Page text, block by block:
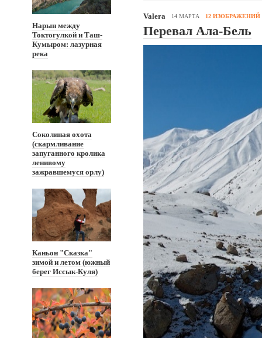
Нарын между
Токтогулкой и Таш-
Кумыром: лазурная
река
Соколиная охота
(скармливание
запуганного кролика
ленивому
зажравшемуся орлу)
Каньон "Сказка"
зимой и летом (южный
берег Иссык-Куля)
Valera 14 МАРТА 12 ИЗОБРАЖЕНИЙ
Перевал Ала-Бель